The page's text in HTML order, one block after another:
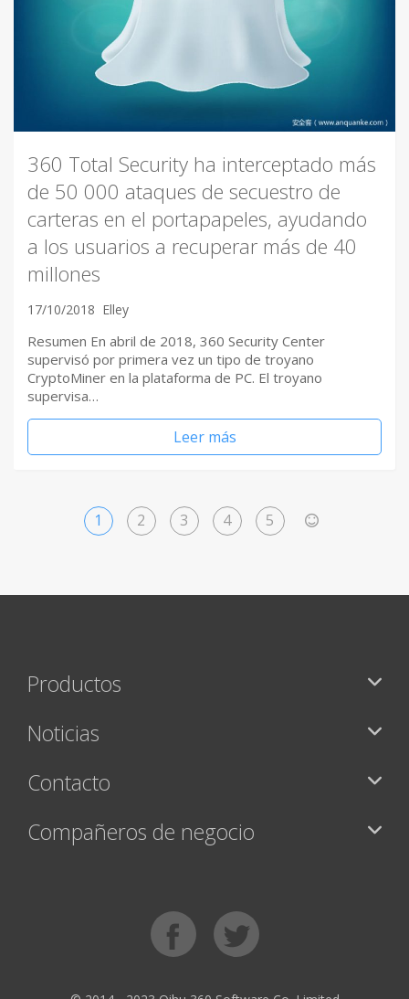
360 Total Security ha interceptado más
de 50 000 ataques de secuestro de
carteras en el portapapeles, ayudando
a los usuarios a recuperar más de 40
millones
17/10/2018 Elley
Resumen En abril de 2018, 360 ​Security Center
supervisó por primera vez un tipo de troyano
CryptoMiner en la plataforma de PC. El troyano
supervisa…
Leer más
1 2 3 4 5
Productos
Noticias
Contacto
Compañeros de negocio